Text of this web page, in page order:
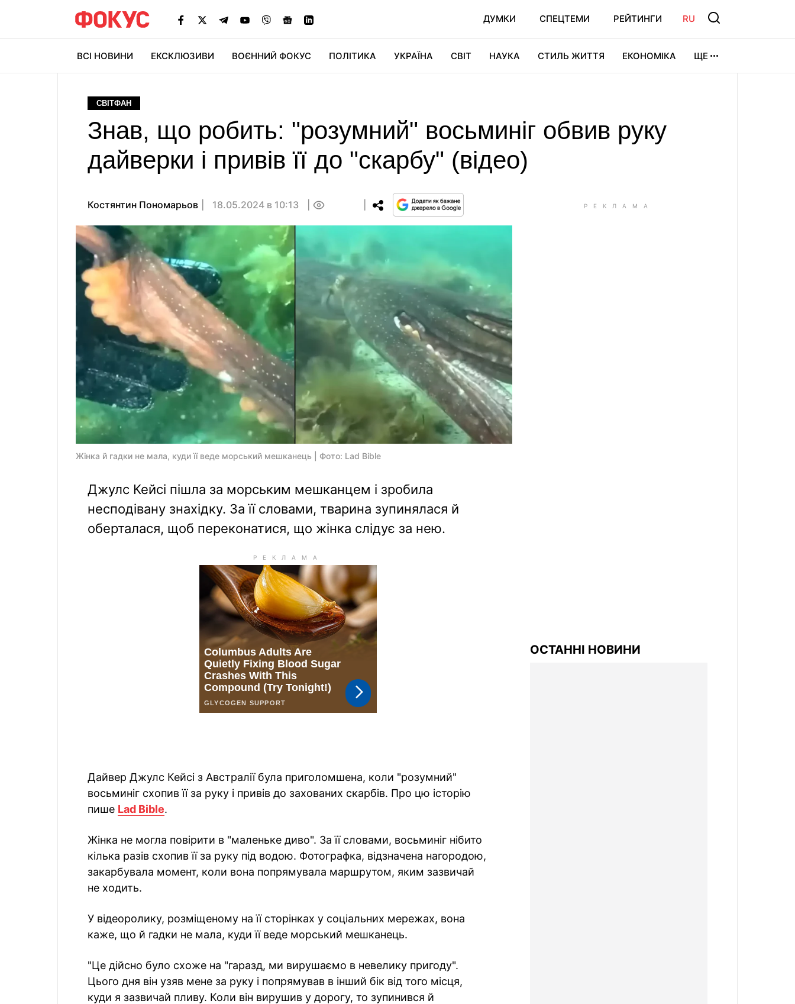
ДУМКИ СПЕЦТЕМИ РЕЙТИНГИ RU
ВСІ НОВИНИ ЕКСКЛЮЗИВИ ВОЄННИЙ ФОКУС ПОЛІТИКА УКРАЇНА СВІТ НАУКА СТИЛЬ ЖИТТЯ ЕКОНОМІКА ЩЕ
СВІТФАН
Знав, що робить: "розумний" восьминіг обвив руку
дайверки і привів її до "скарбу" (відео)
Костянтин Пономарьов 18.05.2024 в 10:13
Жінка й гадки не мала, куди її веде морський мешканець | Фото: Lad Bible
Джулс Кейсі пішла за морським мешканцем і зробила
несподівану знахідку. За її словами, тварина зупинялася й
оберталася, щоб переконатися, що жінка слідує за нею.
Дайвер Джулс Кейсі з Австралії була приголомшена, коли "розумний"
восьминіг схопив її за руку і привів до захованих скарбів. Про цю історію
пише Lad Bible.
Жінка не могла повірити в "маленьке диво". За її словами, восьминіг нібито
кілька разів схопив її за руку під водою. Фотографка, відзначена нагородою,
закарбувала момент, коли вона попрямувала маршрутом, яким зазвичай
не ходить.
У відеоролику, розміщеному на її сторінках у соціальних мережах, вона
каже, що й гадки не мала, куди її веде морський мешканець.
"Це дійсно було схоже на "гаразд, ми вирушаємо в невелику пригоду".
Цього дня він узяв мене за руку і попрямував в інший бік від того місця,
куди я зазвичай пливу. Коли він вирушив у дорогу, то зупинився й
ОСТАННІ НОВИНИ